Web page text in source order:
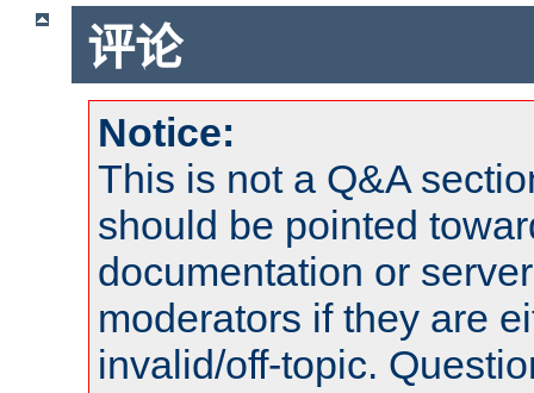
评论
Notice:
This is not a Q&A
should be pointed
documentation or
moderators if they are
invalid/off-topic.